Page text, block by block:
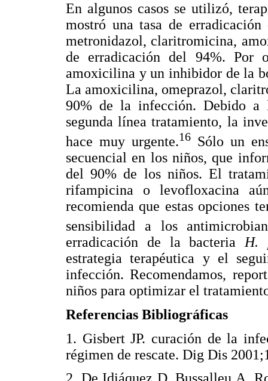
En algunos casos se utilizó,
mostró una tasa de
metronidazol, claritromicina,
de erradicación del 94%. Por
amoxicilina y un inhibidor de la
La amoxicilina, omeprazol,
90% de la infección. Debido a
segunda línea tratamiento, la
hace muy urgente.16 Sólo un
secuencial en los niños, que
del 90% de los niños. El
rifampicina o levofloxacina
recomienda que estas opciones
sensibilidad a los
erradicación de la bacteriaH.
estrategia terapéutica y el
infección. Recomendamos,
niños para optimizar el
Referencias Bibliográficas
1. Gisbert JP. curación de la
régimen de rescate. Dig Dis